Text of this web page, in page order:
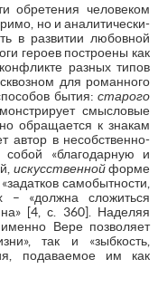
обретения человеком
но и аналитически-
в развитии любовной
героев построены как
разных типов
для романного
бытия:старого
смысловые
обращается к знакам
автор в несобственно-
собой «благодарную и
искусственнойформе
самобытности,
– «должна сложиться
[4, с. 360]. Наделяя
Вере позволяет
так и «зыбкость,
подаваемое им как